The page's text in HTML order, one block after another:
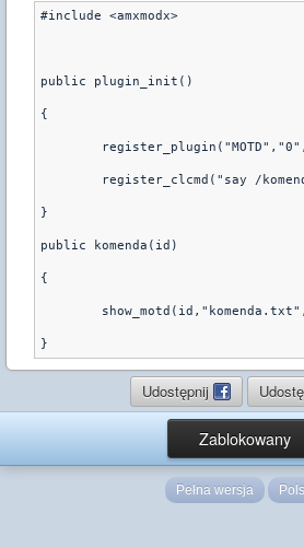
#include <amxmodx>
public plugin_init()
{
register_clcmd("say /
}
public komenda(id)
{
Udostępnij
Zablokowany
Pełna wersja